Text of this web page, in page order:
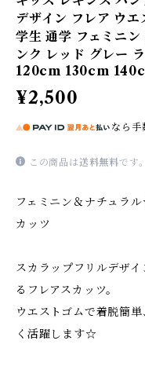
デザイン フレア ウ
学生 通学 フェミニ
ンク レッド グレー
120cm 130cm
¥2,500
なら 手
この商品は送料無料です。
フェミニン＆ナチュラ
カッツ
スカラップフリルデザ
るフレアスカッツ。
ウエストゴムで着脱簡
く活躍します☆